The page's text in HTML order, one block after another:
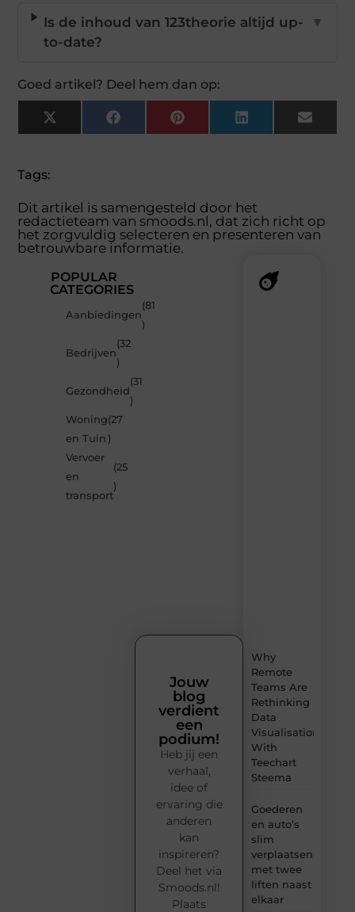
Is de inhoud van 123theorie altijd up-
to-date?
▼
Goed artikel? Deel hem dan op:
X
(Twitter)
FacebookPinterestLinkedInEmail
Tags:
Dit artikel is samengesteld door het
redactieteam van smoods.nl, dat zich richt op
het zorgvuldig selecteren en presenteren van
betrouwbare informatie.
POPULAR
CATEGORIES
Aanbiedingen
(81
)
Bedrijven
(32
)
Gezondheid
(31
)
Woning
en Tuin
(27
)
Vervoer
en
transport
(25
)
Why
Remote
Teams Are
Rethinking
Data
Visualisation
With
Teechart
Steema
Goederen
en auto’s
slim
verplaatsen
met twee
liften naast
elkaar
Jouw
blog
verdient
een
podium!
Heb jij een
verhaal,
idee of
ervaring die
anderen
kan
inspireren?
Deel het via
Smoods.nl!
Plaats